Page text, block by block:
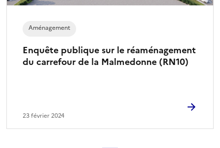
Enquête publique sur le réaménagement
du carrefour de la Malmedonne (RN10)
Aménagement
23 février 2024